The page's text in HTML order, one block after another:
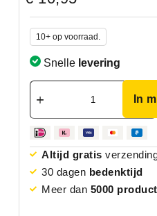
10+ op voorraad.
Snelle levering
In
Altijd gratis
30 dagen bedenktijd
Meer dan 5000